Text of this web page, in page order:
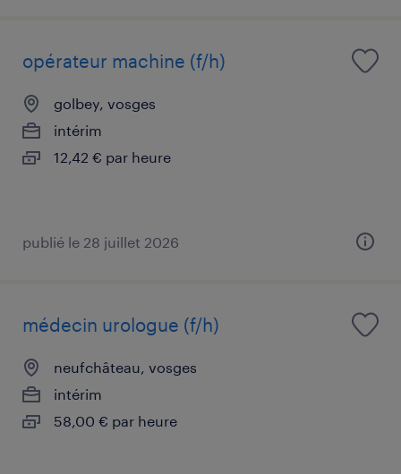
opérateur machine (f/h)
golbey, vosges
intérim
12,42 € par heure
publié le 28 juillet 2026
médecin urologue (f/h)
neufchâteau, vosges
intérim
58,00 € par heure